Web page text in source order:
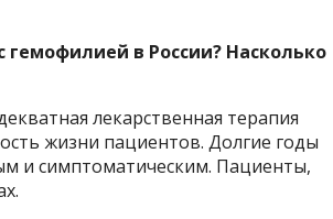
в России? Насколько
лекарственная терапия
жизни пациентов. Долгие годы
и симптоматическим. Пациенты,